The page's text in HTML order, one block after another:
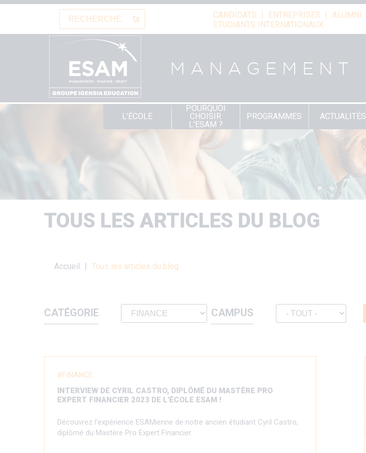
Aller
contenu
Rechercher CANDIDATS ENTREPRISES
ALUMNI
ETUDIANTS INTERNATIONAUX
MANAGEMENT
principale
L'ÉCOLE
POURQUOI
CHOISIR
L'ESAM ?
PROGRAMMES ACTUALITÉS
TOUS LES ARTICLES DU BLOG
Fil
Accueil Tous les articles du blog
CATÉGORIE CAMPUS
FINANCE
INTERVIEW DE CYRIL CASTRO, DIPLÔMÉ DU MASTÈRE PRO
EXPERT FINANCIER 2023 DE L'ÉCOLE ESAM !
Découvrez l'expérience ESAMienne de notre ancien étudiant Cyril Castro,
diplômé du Mastère Pro Expert Financier.